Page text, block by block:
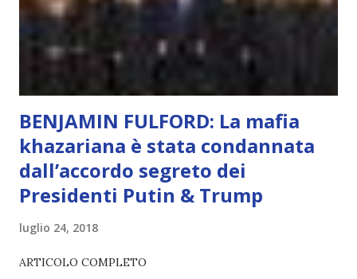
diventerà sempre più avanzata (soprattutto tra il 2027 e il
2035), emergeranno situazioni che renderanno la differenza
lampante: L’IA sarà in gr...
BENJAMIN FULFORD: La mafia
khazariana è stata condannata
dall’accordo segreto dei
Presidenti Putin & Trump
luglio 24, 2018
ARTICOLO COMPLETO